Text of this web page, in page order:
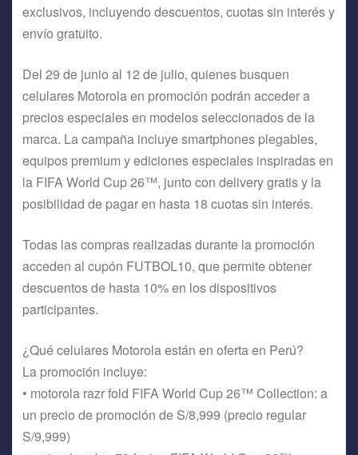
exclusivos, incluyendo descuentos, cuotas sin interés y
envío gratuito.
Del 29 de junio al 12 de julio, quienes busquen
celulares Motorola en promoción podrán acceder a
precios especiales en modelos seleccionados de la
marca. La campaña incluye smartphones plegables,
equipos premium y ediciones especiales inspiradas en
la FIFA World Cup 26™, junto con delivery gratis y la
posibilidad de pagar en hasta 18 cuotas sin interés.
Todas las compras realizadas durante la promoción
acceden al cupón FUTBOL10, que permite obtener
descuentos de hasta 10% en los dispositivos
participantes.
¿Qué celulares Motorola están en oferta en Perú?
La promoción incluye:
• motorola razr fold FIFA World Cup 26™ Collection: a
un precio de promoción de S/8,999 (precio regular
S/9,999)